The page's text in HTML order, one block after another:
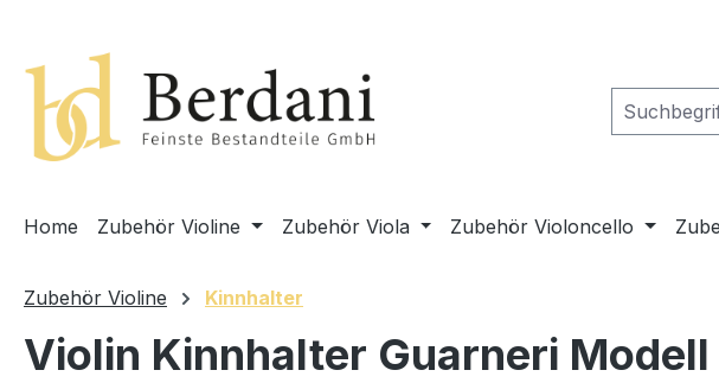
Home Zubehör Violine Zubehör Viola Zubehör Violoncello
Zubehör Violine Kinnhalter
Violin Kinnhalter Guarneri